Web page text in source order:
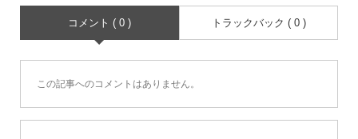
コメント ( 0 ) トラックバック ( 0 )
この記事へのコメントはありません。